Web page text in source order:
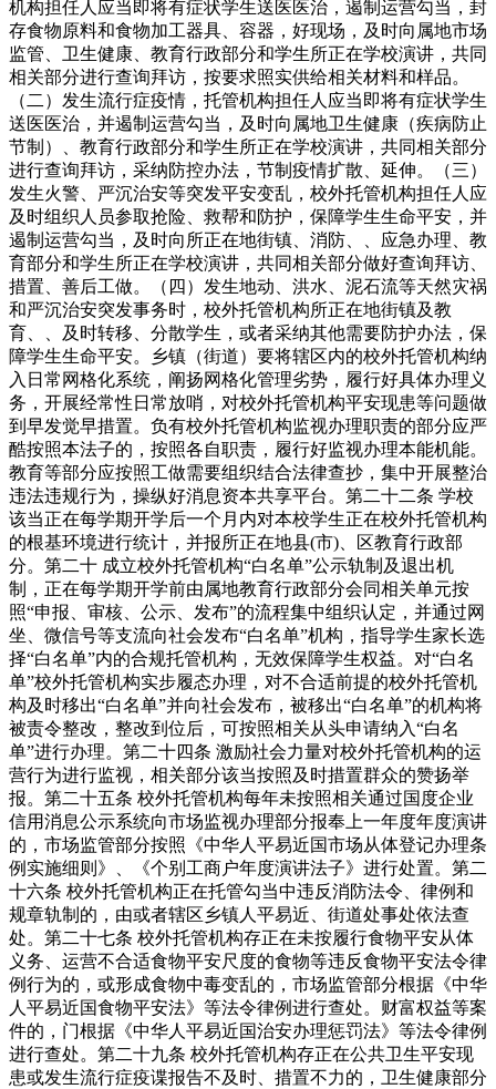
机构担任人应当即将有症状学生送医医治，遏制运营勾当，封
存食物原料和食物加工器具、容器，好现场，及时向属地市场
监管、卫生健康、教育行政部分和学生所正在学校演讲，共同
相关部分进行查询拜访，按要求照实供给相关材料和样品。
（二）发生流行症疫情，托管机构担任人应当即将有症状学生
送医医治，并遏制运营勾当，及时向属地卫生健康（疾病防止
节制）、教育行政部分和学生所正在学校演讲，共同相关部分
进行查询拜访，采纳防控办法，节制疫情扩散、延伸。（三）
发生火警、严沉治安等突发平安变乱，校外托管机构担任人应
及时组织人员参取抢险、救帮和防护，保障学生生命平安，并
遏制运营勾当，及时向所正在地街镇、消防、、应急办理、教
育部分和学生所正在学校演讲，共同相关部分做好查询拜访、
措置、善后工做。（四）发生地动、洪水、泥石流等天然灾祸
和严沉治安突发事务时，校外托管机构所正在地街镇及教
育、、及时转移、分散学生，或者采纳其他需要防护办法，保
障学生生命平安。乡镇（街道）要将辖区内的校外托管机构纳
入日常网格化系统，阐扬网格化管理劣势，履行好具体办理义
务，开展经常性日常放哨，对校外托管机构平安现患等问题做
到早发觉早措置。负有校外托管机构监视办理职责的部分应严
酷按照本法子的，按照各自职责，履行好监视办理本能机能。
教育等部分应按照工做需要组织结合法律查抄，集中开展整治
违法违规行为，操纵好消息资本共享平台。第二十二条 学校
该当正在每学期开学后一个月内对本校学生正在校外托管机构
的根基环境进行统计，并报所正在地县(市)、区教育行政部
分。第二十 成立校外托管机构“白名单”公示轨制及退出机
制，正在每学期开学前由属地教育行政部分会同相关单元按
照“申报、审核、公示、发布”的流程集中组织认定，并通过网
坐、微信号等支流向社会发布“白名单”机构，指导学生家长选
择“白名单”内的合规托管机构，无效保障学生权益。对“白名
单”校外托管机构实步履态办理，对不合适前提的校外托管机
构及时移出“白名单”并向社会发布，被移出“白名单”的机构将
被责令整改，整改到位后，可按照相关从头申请纳入“白名
单”进行办理。第二十四条 激励社会力量对校外托管机构的运
营行为进行监视，相关部分该当按照及时措置群众的赞扬举
报。第二十五条 校外托管机构每年未按照相关通过国度企业
信用消息公示系统向市场监视办理部分报奉上一年度年度演讲
的，市场监管部分按照《中华人平易近国市场从体登记办理条
例实施细则》、《个别工商户年度演讲法子》进行处置。第二
十六条 校外托管机构正在托管勾当中违反消防法令、律例和
规章轨制的，由或者辖区乡镇人平易近、街道处事处依法查
处。第二十七条 校外托管机构存正在未按履行食物平安从体
义务、运营不合适食物平安尺度的食物等违反食物平安法令律
例行为的，或形成食物中毒变乱的，市场监管部分根据《中华
人平易近国食物平安法》等法令律例进行查处。财富权益等案
件的，门根据《中华人平易近国治安办理惩罚法》等法令律例
进行查处。第二十九条 校外托管机构存正在公共卫生平安现
患或发生流行症疫谍报告不及时、措置不力的，卫生健康部分